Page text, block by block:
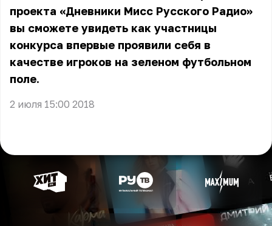
проекта «Дневники Мисс Русского Радио»
вы сможете увидеть как участницы
конкурса впервые проявили себя в
качестве игроков на зеленом футбольном
поле.
2 июля 15:00 2018